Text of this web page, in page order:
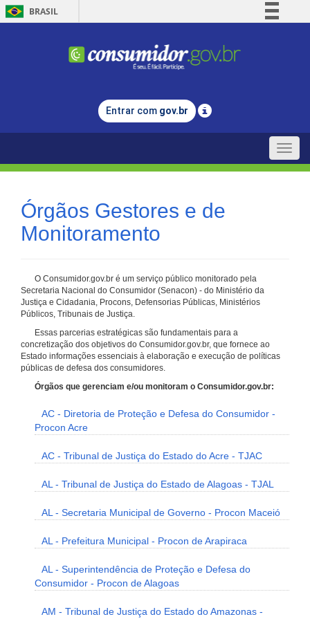
BRASIL
Comunica BR
Legislação
Entrar com gov.br
Toggle
Órgãos Gestores e de
Monitoramento
O Consumidor.gov.br é um serviço público monitorado pela
Secretaria Nacional do Consumidor (Senacon) - do Ministério da
Justiça e Cidadania, Procons, Defensorias Públicas, Ministérios
Públicos, Tribunais de Justiça.
Essas parcerias estratégicas são fundamentais para a
concretização dos objetivos do Consumidor.gov.br, que fornece ao
Estado informações essenciais à elaboração e execução de políticas
públicas de defesa dos consumidores.
Órgãos que gerenciam e/ou monitoram o Consumidor.gov.br:
AC - Diretoria de Proteção e Defesa do Consumidor -
Procon Acre
AC - Tribunal de Justiça do Estado do Acre - TJAC
AL - Tribunal de Justiça do Estado de Alagoas - TJAL
AL - Secretaria Municipal de Governo - Procon Maceió
AL - Prefeitura Municipal - Procon de Arapiraca
AL - Superintendência de Proteção e Defesa do
Consumidor - Procon de Alagoas
AM - Tribunal de Justiça do Estado do Amazonas -